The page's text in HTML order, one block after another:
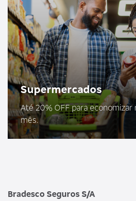
Supermercados
Até 20% OFF para economizar
mês.
Bradesco Seguros S/A